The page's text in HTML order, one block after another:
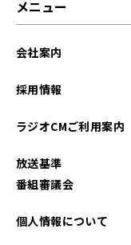
メニュー
会社案内
採用情報
ラジオCMご利用案内
放送基準
番組審議会
個人情報について